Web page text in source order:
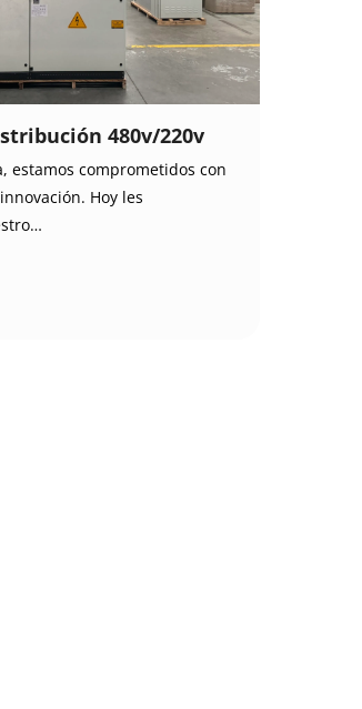
480v/220v
estamos comprometidos con
Hoy les